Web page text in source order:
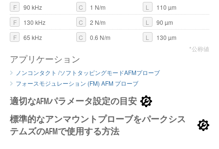
F 90 kHz C 1 N/m L
110 µm
F
130 kHz C 2 N/m L
90 µm
F
65 kHz C 0.6 N/m L
130 µm
*公称値
アプリケーション
ノンコンタクト /ソフトタッピングモードAFMプローブ
フォースモジュレーション (FM) AFM プローブ
適切なAFMパラメータ設定の目安
標準的なアンマウントプローブをパークシス
テムズのAFMで使用する方法